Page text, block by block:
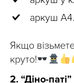
аркуш А4.
Якщо
круто!
2. “Діно-паті”